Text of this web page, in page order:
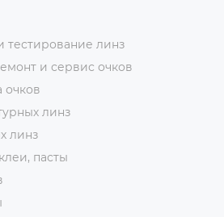
тестирование линз
и сервис очков
очков
линз
линз
пасты